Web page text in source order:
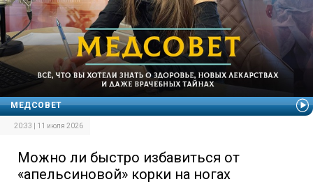
МЕДСОВЕТ
20:33 | 11 июля 2026
Можно ли быстро избавиться от
«апельсиновой» корки на ногах